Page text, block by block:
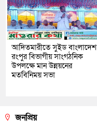
আদিতমারীতে সুইড বাংলাদেশ
রংপুর বিভাগীয় সাংগঠনিক
উপলক্ষে মান উন্নয়নের
মতবিনিময় সভা
জনপ্রিয়